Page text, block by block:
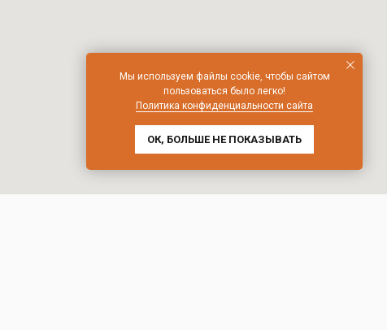
Мы используем файлы cookie, чтобы сайтом
пользоваться было легко!
Политика конфиденциальности сайта
ОК, БОЛЬШЕ НЕ ПОКАЗЫВАТЬ